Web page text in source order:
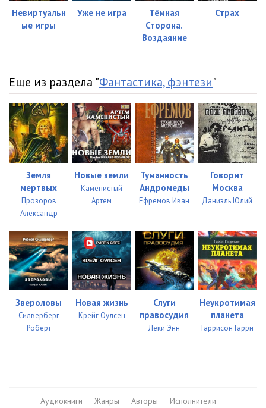
Невиртуальн
ые игры
Уже не игра
Тёмная
Сторона.
Воздаяние
Страх
Еще из раздела "Фантастика, фэнтези"
Земля
мертвых
Прозоров
Александр
Новые земли
Каменистый
Артем
Туманность
Андромеды
Ефремов Иван
Говорит
Москва
Даниэль Юлий
Звероловы
Силверберг
Роберт
Новая жизнь
Крейг Оулсен
Слуги
правосудия
Леки Энн
Неукротимая
планета
Гаррисон Гарри
Аудиокниги Жанры Авторы Исполнители